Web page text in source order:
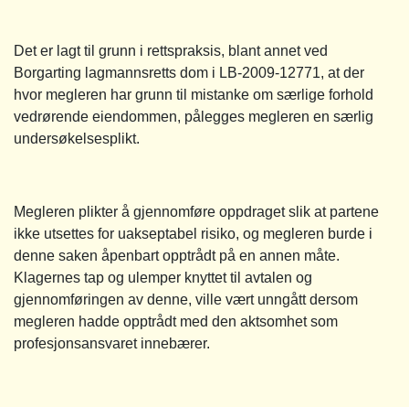
Det er lagt til grunn i rettspraksis, blant annet ved
Borgarting lagmannsretts dom i LB-2009-12771, at der
hvor megleren har grunn til mistanke om særlige forhold
vedrørende eiendommen, pålegges megleren en særlig
undersøkelsesplikt.
Megleren plikter å gjennomføre oppdraget slik at partene
ikke utsettes for uakseptabel risiko, og megleren burde i
denne saken åpenbart opptrådt på en annen måte.
Klagernes tap og ulemper knyttet til avtalen og
gjennomføringen av denne, ville vært unngått dersom
megleren hadde opptrådt med den aktsomhet som
profesjonsansvaret innebærer.